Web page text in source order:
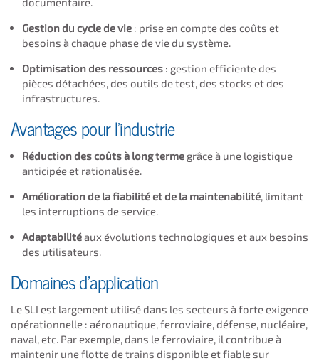
Gestion du cycle de vie : prise en compte des coûts et
besoins à chaque phase de vie du système.
Optimisation des ressources : gestion efficiente des
pièces détachées, des outils de test, des stocks et des
infrastructures.
Avantages pour l’industrie
Réduction des coûts à long terme grâce à une logistique
anticipée et rationalisée.
Amélioration de la fiabilité et de la maintenabilité , limitant
les interruptions de service.
Adaptabilitéaux évolutions technologiques et aux besoins
des utilisateurs.
Domaines d’application
Le SLI est largement utilisé dans les secteurs à forte exigence
opérationnelle : aéronautique, ferroviaire, défense, nucléaire,
naval, etc. Par exemple, dans le ferroviaire, il contribue à
maintenir une flotte de trains disponible et fiable sur